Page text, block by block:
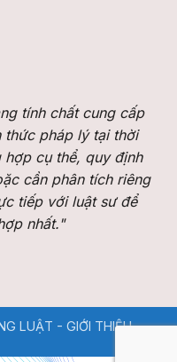
tính chất cung cấp
thức pháp lý tại thời
cụ thể, quy định
cần phân tích riêng
tiếp với luật sư để
nhất."
LUẬT - GIỚI THIỆU